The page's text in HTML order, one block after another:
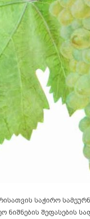
საჭირო
ნიშნების შეფასების